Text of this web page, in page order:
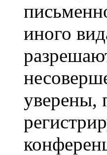
иного
уверены,